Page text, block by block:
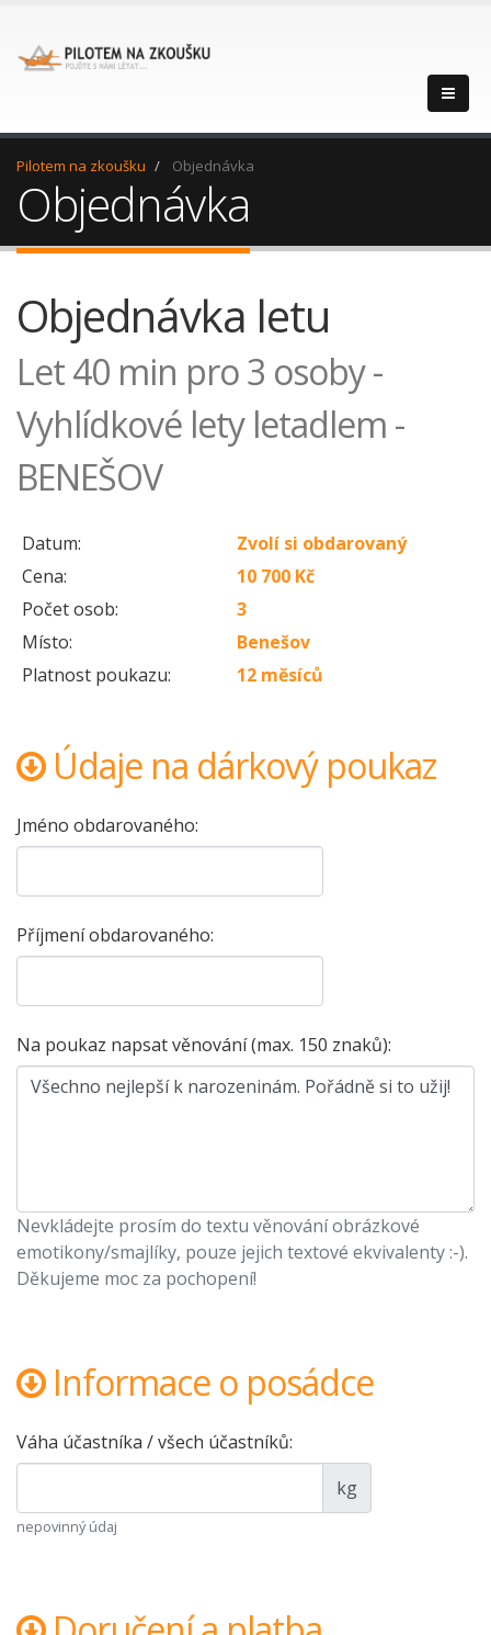
Pilotem na zkoušku Objednávka
Objednávka
Objednávka letu
Let 40 min pro 3 osoby -
Vyhlídkové lety letadlem -
BENEŠOV
Datum:
Zvolí si obdarovaný
Cena:
10 700 Kč
Počet osob:
3
Místo:
Benešov
Platnost poukazu:
12 měsíců
Údaje na dárkový poukaz
Jméno obdarovaného:
Příjmení obdarovaného:
Na poukaz napsat věnování (max. 150 znaků):
Nevkládejte prosím do textu věnování obrázkové
emotikony/smajlíky, pouze jejich textové ekvivalenty :-).
Děkujeme moc za pochopení!
Informace o posádce
Váha účastníka / všech účastníků:
kg
nepovinný údaj